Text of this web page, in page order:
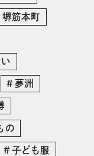
堺筋本町
夢洲
の
子ども服